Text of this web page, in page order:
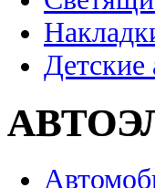
Детские